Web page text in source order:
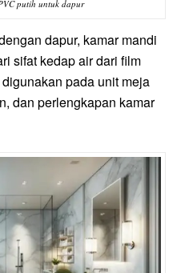
putih untuk dapur
dapur, kamar mandi
sifat kedap air dari film
pada unit meja
dan perlengkapan kamar